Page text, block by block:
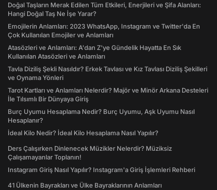
Doğal Taşların Merak Edilen Tüm Etkileri, Enerjileri ve Şifa Alanları:
Hangi Doğal Taş Ne İşe Yarar?
Emojilerin Anlamları: 2023 WhatsApp, Instagram ve Twitter'da En
Çok Kullanılan Emojiler ve Anlamları
Atasözleri ve Anlamları: A'dan Z'ye Gündelik Hayatta En Sık
Kullanılan Atasözleri ve Anlamları
Tavla Diziliş Şekli Nasıldır? Erkek Tavlası ve Kız Tavlası Diziliş Şekilleri
ve Oynama Yönleri
Tarot Kartları ve Anlamları Nelerdir? Majör ve Minör Arkana Desteleri
İle Tılsımlı Bir Dünyaya Giriş
Burç Uyumu Hesaplama Nedir? Burç Uyumu, Aşk Uyumu Nasıl
Hesaplanır?
İdeal Kilo Nedir? İdeal Kilo Hesaplama Nasıl Yapılır?
Ders Çalışırken Dinlenecek Müzikler Nelerdir? Müziksiz
Çalışamayanlar Toplanın!
Instagram Giriş Nasıl Yapılır? Instagram'a Giriş İşlemleri Rehberi
41 Ülkenin Bayrakları ve Ülke Bayraklarının Anlamları